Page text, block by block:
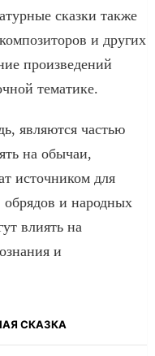
сказки также
и других
произведений
тематике.
являются частью
на обычаи,
источником для
обрядов и народных
влиять на
и
СКАЗКА